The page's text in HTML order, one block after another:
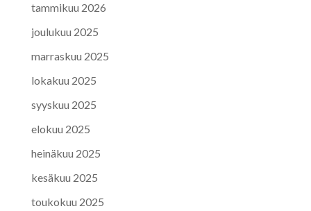
tammikuu 2026
joulukuu 2025
marraskuu 2025
lokakuu 2025
syyskuu 2025
elokuu 2025
heinäkuu 2025
kesäkuu 2025
toukokuu 2025